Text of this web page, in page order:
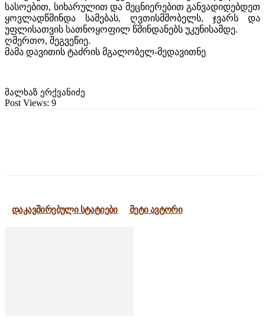
სასოებით, სიხარულით და მეცნიერებით განვადიდებდეთ
ყოვლადწმინდა სამებას, ღვთისმშობელს, ჯვარს და
უფლისათვის სათნოყოფილ წმინდანებს უკუნისამდე.
ღმერთო, შეგვეწიე.
მამა დავითის ტაძრის მგალობელ-მედავითნე
მალხაზ ერქვანიძე
Post Views: 9
დაკავშირებული სტატიები მეტი ავტორი